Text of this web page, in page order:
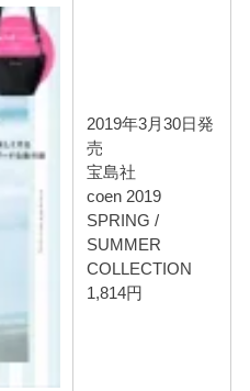
2019年3月30日発
売
宝島社
coen 2019
SPRING /
SUMMER
COLLECTION
1,814円